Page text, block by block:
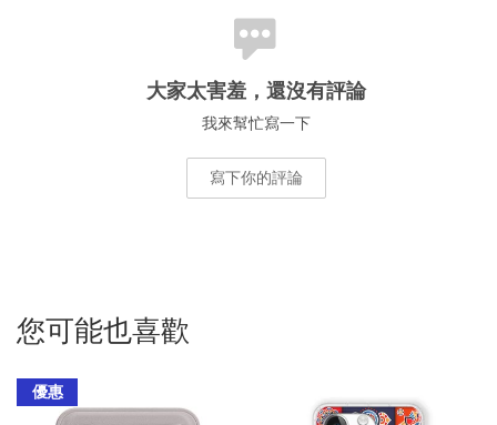
大家太害羞，還沒有評論
我來幫忙寫一下
寫下你的評論
您可能也喜歡
優惠